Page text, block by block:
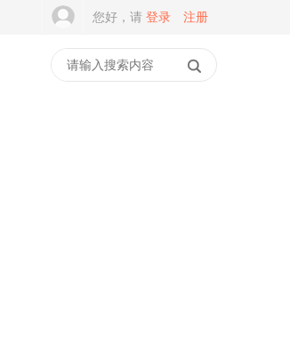
您好，请 登录 注册